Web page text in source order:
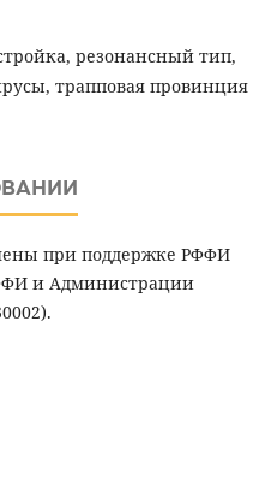
резонансный тип,
трапповая провинция
при поддержке РФФИ
и Администрации